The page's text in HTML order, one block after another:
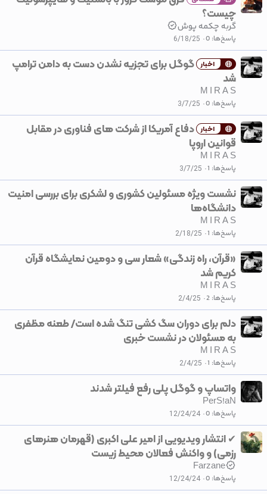
چیست؟
گربه چکمه پوش
پاسخ‌ها 0
6/18/25
اخبار گوگل برای تجزیه نشدن دست به دامن ترامپ
شد
M I R A S
پاسخ‌ها 0
3/7/25
اخبار دفاع آمریکا از شرکت های فناوری در مقابل
قوانین اروپا
M I R A S
پاسخ‌ها 1
3/7/25
نشست ویژه مسئولین کشوری و لشکری برای بررسی امنیت
دانشگاه‌ها
M I R A S
پاسخ‌ها 1
2/18/25
«قرآن، راه زندگی» شعار سی و دومین نمایشگاه قرآن
کریم شد
M I R A S
پاسخ‌ها 2
2/4/25
دلم برای دوران سگ کشی تنگ شده است/ طعنه مظفری
به مسئولان در نشست خبری
M I R A S
پاسخ‌ها 1
2/4/25
واتساپ و گوگل پلی رفع فیلتر شدند
PerS!aN
پاسخ‌ها 0
12/24/24
✔ انتشار ویدیویی از امیر علی اکبری (قهرمان هنرهای
رزمی) و واکنش فعالان محیط زیست
Farzane
پاسخ‌ها 0
12/24/24